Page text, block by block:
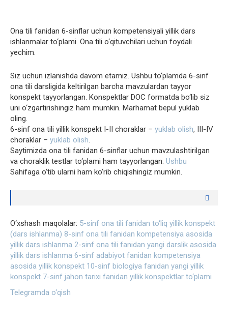
Ona tili fanidan 6-sinflar uchun kompetensiyali yillik dars
ishlanmalar to‘plami. Ona tili o‘qituvchilari uchun foydali
yechim.
Siz uchun izlanishda davom etamiz. Ushbu to‘plamda 6-sinf
ona tili darsligida keltirilgan barcha mavzulardan tayyor
konspekt tayyorlangan. Konspektlar DOC formatda bo‘lib siz
uni o‘zgartirishingiz ham mumkin. Marhamat bepul yuklab
oling.
6-sinf ona tili yillik konspekt I-II choraklar – yuklab olish, III-IV
choraklar – yuklab olish
Saytimizda ona tili fanidan 6-sinflar uchun mavzulashtirilgan
va choraklik testlar to‘plami ham tayyorlangan. Ushbu
Sahifaga o‘tib ularni ham ko‘rib chiqishingiz mumkin.
O‘xshash maqolalar: 5-sinf ona tili fanidan to‘liq yillik konspekt
(dars ishlanma) 8-sinf ona tili fanidan kompetensiya asosida
yillik dars ishlanma 2-sinf ona tili fanidan yangi darslik asosida
yillik dars ishlanma 6-sinf adabiyot fanidan kompetensiya
asosida yillik konspekt 10-sinf biologiya fanidan yangi yillik
konspekt 7-sinf jahon tarixi fanidan yillik konspektlar to‘plami
Telegramda o‘qish